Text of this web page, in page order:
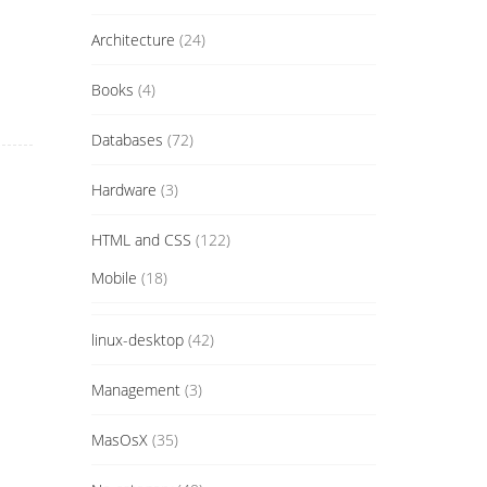
Architecture (24)
Books (4)
Databases (72)
Hardware (3)
HTML and CSS (122)
Mobile (18)
linux-desktop(42)
Management(3)
MasOsX(35)